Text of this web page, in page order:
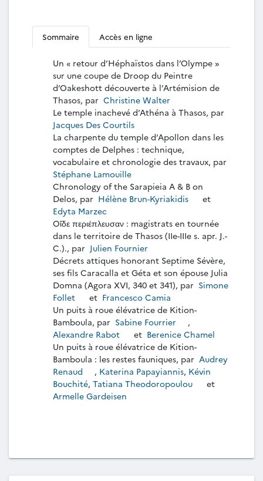
Sommaire Accès en ligne
Un « retour d’Héphaïstos dans l’Olympe »
sur une coupe de Droop du Peintre
d’Oakeshott découverte à l’Artémision de
Thasos, par Christine Walter
Le temple inachevé d’Athéna à Thasos, par
Jacques Des Courtils
La charpente du temple d’Apollon dans les
comptes de Delphes : technique,
vocabulaire et chronologie des travaux, par
Stéphane Lamouille
Chronology of the Sarapieia A & B on
Delos, par Hélène Brun-Kyriakidis
et
Edyta Marzec
Oἵδε περιέπλευσαν : magistrats en tournée
dans le territoire de Thasos (IIe-IIIe s. apr. J.-
C.)., par Julien Fournier
Décrets attiques honorant Septime Sévère,
ses fils Caracalla et Géta et son épouse Julia
Domna (Agora XVI, 340 et 341), par Simone
Follet
et Francesco Camia
Un puits à roue élévatrice de Kition-
Bamboula, par Sabine Fourrier
,
Alexandre Rabot
et Berenice Chamel
Un puits à roue élévatrice de Kition-
Bamboula : les restes fauniques, par Audrey
Renaud
, Katerina Papayiannis, Kévin
Bouchité, Tatiana Theodoropoulou
et
Armelle Gardeisen